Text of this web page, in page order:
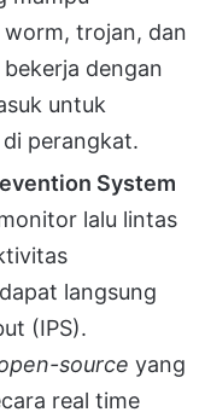
trojan, dan
dengan
untuk
perangkat.
System
lalu lintas
langsung
(IPS).
source yang
real time